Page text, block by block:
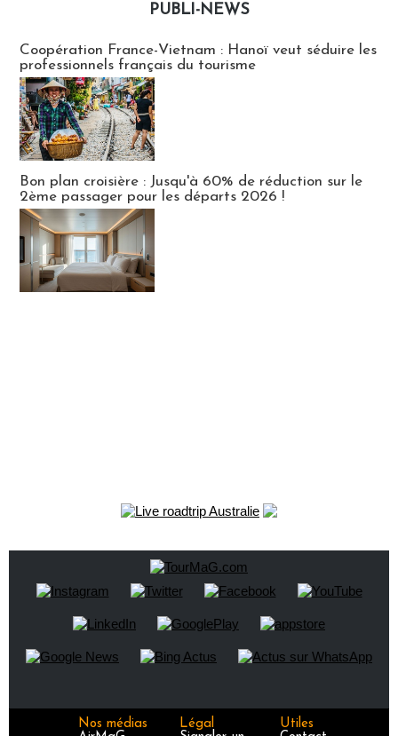
PUBLI-NEWS
Coopération France-Vietnam : Hanoï veut séduire les
professionnels français du tourisme
Bon plan croisière : Jusqu'à 60% de réduction sur le
2ème passager pour les départs 2026 !
Nos médias
Légal
Utiles